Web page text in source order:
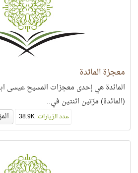
معجزة المائدة
المائدة هي إحدى معجزات المسيح عيسى
(المائدة) مرّتين اثنتين في..
عدد الزيارات:38.9K